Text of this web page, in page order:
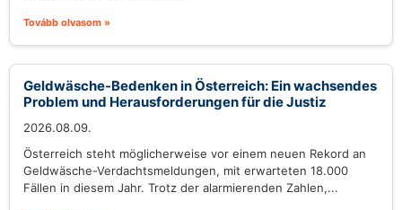
Tovább olvasom »
Geldwäsche-Bedenken in Österreich: Ein wachsendes
Problem und Herausforderungen für die Justiz
2026.08.09.
Österreich steht möglicherweise vor einem neuen Rekord an
Geldwäsche-Verdachtsmeldungen, mit erwarteten 18.000
Fällen in diesem Jahr. Trotz der alarmierenden Zahlen,...